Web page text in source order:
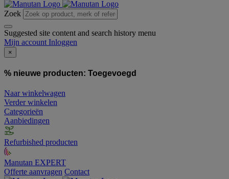
Zoek
Suggested site content and search history menu
Mijn account Inloggen
×
% nieuwe producten: Toegevoegd
Naar winkelwagen
Verder winkelen
Categorieën
Aanbiedingen
Refurbished producten
Manutan EXPERT
Offerte aanvragen Contact